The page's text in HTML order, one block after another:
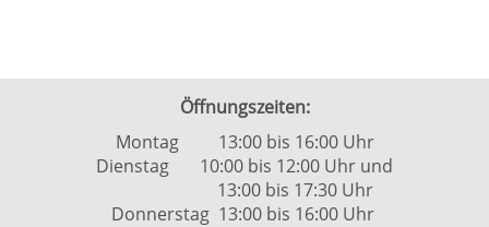
Öffnungszeiten:
Montag 13:00 bis 16:00 Uhr
Dienstag 10:00 bis 12:00 Uhr und
13:00 bis 17:30 Uhr
Donnerstag 13:00 bis 16:00 Uhr